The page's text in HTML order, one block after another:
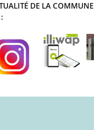
DE LA COMMUNE